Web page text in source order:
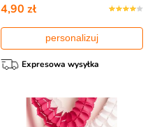
4,90 zł
personalizuj
Expresowa wysyłka